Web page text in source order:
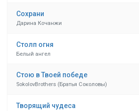
Сохрани
Дарина Кочанжи
Столп огня
Белый ангел
Стою в Твоей победе
SokolovBrothers (Братья Соколовы)
Творящий чудеса